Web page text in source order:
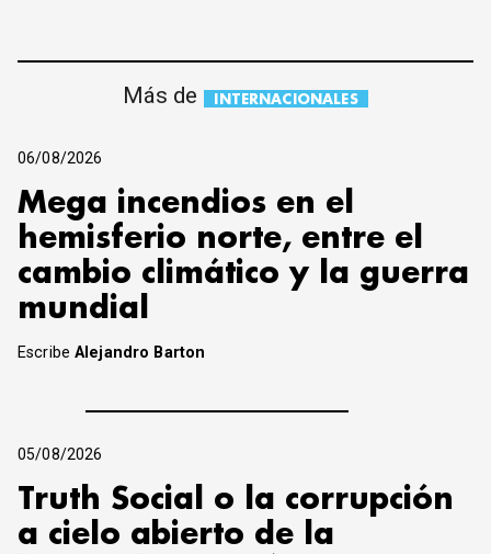
Más de INTERNACIONALES
06/08/2026
Mega incendios en el
hemisferio norte, entre el
cambio climático y la guerra
mundial
EscribeAlejandro Barton
05/08/2026
Truth Social o la corrupción
a cielo abierto de la